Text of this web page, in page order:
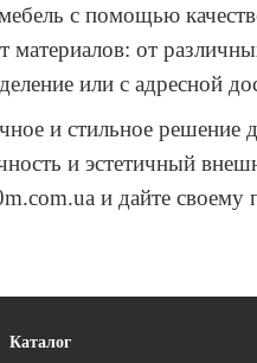
с помощью
материалов: от
или с адресной
и стильное решение
и эстетичный
и дайте
Каталог